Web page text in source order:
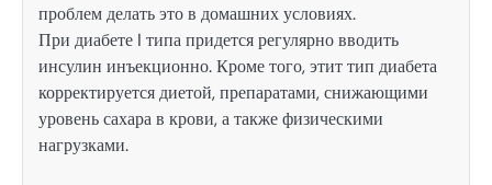
проблем делать это в домашних условиях.
При диабете I типа придется регулярно вводить
инсулин инъекционно. Кроме того, этит тип диабета
корректируется диетой, препаратами, снижающими
уровень сахара в крови, а также физическими
нагрузками.